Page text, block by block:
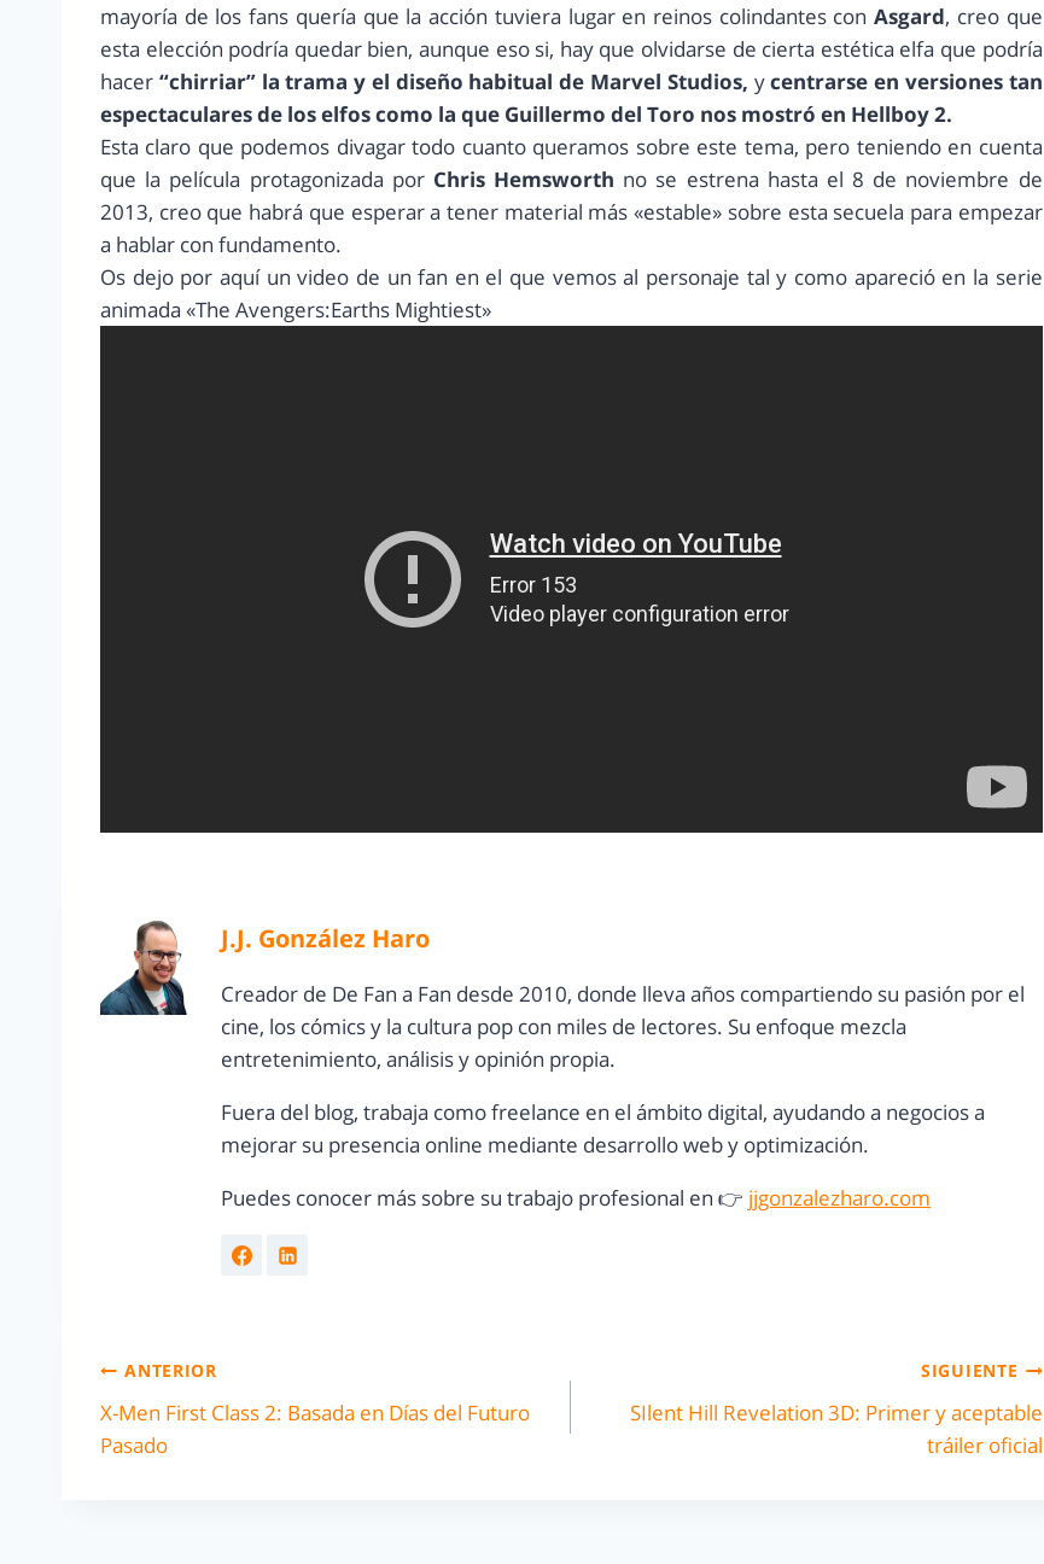
mayoría de los fans quería que la acción tuviera lugar en reinos colindantes conAsgard, creo que
esta elección podría quedar bien, aunque eso si, hay que olvidarse de cierta estética elfa que podría
hacer “chirriar” la trama y el diseño habitual de Marvel Studios, ycentrarse en versiones tan
espectaculares de los elfos como la que Guillermo del Toro nos mostró en Hellboy 2.
Esta claro que podemos divagar todo cuanto queramos sobre este tema, pero teniendo en cuenta
que la película protagonizada por Chris Hemsworth no se estrena hasta el 8 de noviembre de
2013, creo que habrá que esperar a tener material más «estable» sobre esta secuela para empezar
a hablar con fundamento.
Os dejo por aquí un video de un fan en el que vemos al personaje tal y como apareció en la serie
animada «The Avengers:Earths Mightiest»
J.J. González Haro
Creador de De Fan a Fan desde 2010, donde lleva años compartiendo su pasión por el
cine, los cómics y la cultura pop con miles de lectores. Su enfoque mezcla
entretenimiento, análisis y opinión propia.
Fuera del blog, trabaja como freelance en el ámbito digital, ayudando a negocios a
mejorar su presencia online mediante desarrollo web y optimización.
Puedes conocer más sobre su trabajo profesional en 👉 jjgonzalezharo.com
ANTERIOR
X-Men First Class 2: Basada en Días del Futuro
Pasado
SIGUIENTE
SIlent Hill Revelation 3D: Primer y aceptable
tráiler oficial